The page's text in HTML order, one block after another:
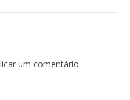
um comentário.